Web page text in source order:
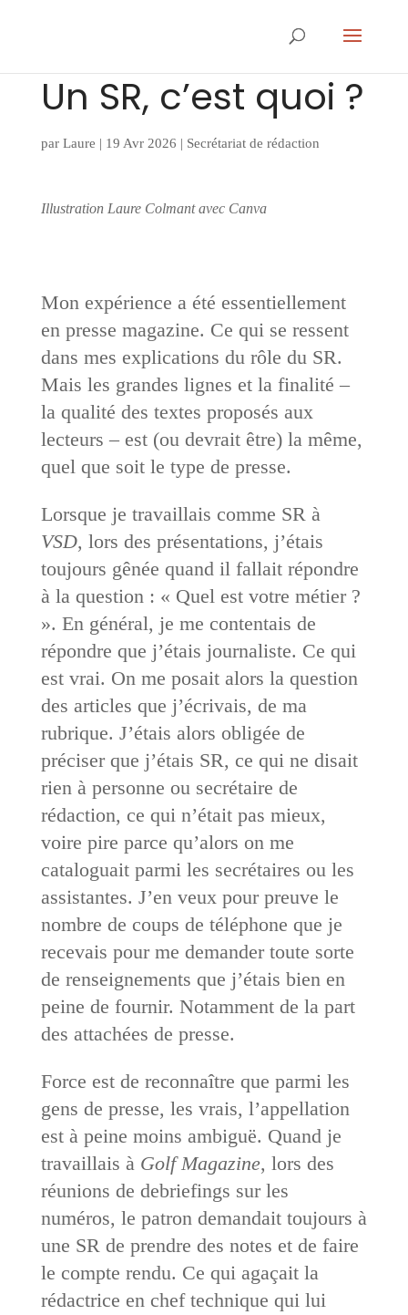
Un SR, c’est quoi ?
par Laure | 19 Avr 2026 | Secrétariat de rédaction
Illustration Laure Colmant avec Canva
Mon expérience a été essentiellement
en presse magazine. Ce qui se ressent
dans mes explications du rôle du SR.
Mais les grandes lignes et la finalité –
la qualité des textes proposés aux
lecteurs – est (ou devrait être) la même,
quel que soit le type de presse.
Lorsque je travaillais comme SR à
VSD, lors des présentations, j’étais
toujours gênée quand il fallait répondre
à la question : « Quel est votre métier ?
». En général, je me contentais de
répondre que j’étais journaliste. Ce qui
est vrai. On me posait alors la question
des articles que j’écrivais, de ma
rubrique. J’étais alors obligée de
préciser que j’étais SR, ce qui ne disait
rien à personne ou secrétaire de
rédaction, ce qui n’était pas mieux,
voire pire parce qu’alors on me
cataloguait parmi les secrétaires ou les
assistantes. J’en veux pour preuve le
nombre de coups de téléphone que je
recevais pour me demander toute sorte
de renseignements que j’étais bien en
peine de fournir. Notamment de la part
des attachées de presse.
Force est de reconnaître que parmi les
gens de presse, les vrais, l’appellation
est à peine moins ambiguë. Quand je
travaillais à Golf Magazine, lors des
réunions de debriefings sur les
numéros, le patron ­demandait toujours à
une SR de prendre des notes et de faire
le compte rendu. Ce qui agaçait la
rédactrice en chef technique qui lui